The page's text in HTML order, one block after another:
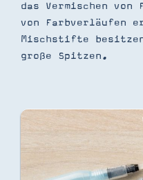
das Vermischen
von Farbverläufen
Mischstifte
große Spitzen.